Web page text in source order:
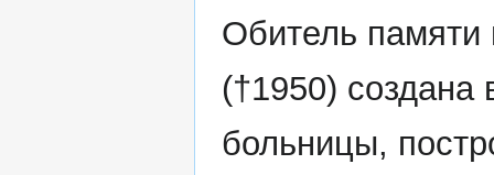
Обитель памяти
(†1950) создана
больницы,